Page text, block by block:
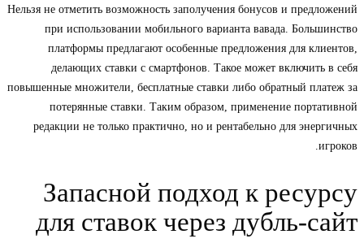
Нельзя не отметить возможность заполучения бонусов и предложений
при использовании мобильного варианта вавада. Большинство
платформы предлагают особенные предложения для клиентов,
делающих ставки с смартфонов. Такое может включить в себя
повышенные множители, бесплатные ставки либо обратный платеж за
потерянные ставки. Таким образом, применение портативной
редакции не только практично, но и рентабельно для энергичных
игроков.
Запасной подход к ресурсу
для ставок через дубль-сайт